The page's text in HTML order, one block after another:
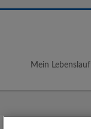
Mein Lebenslauf